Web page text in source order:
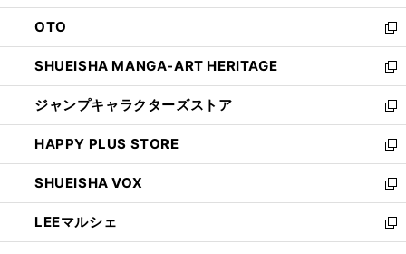
ウ
で
開
く
ン
ド
ウ
で
開
く
OTO
新
し
い
ウ
ィ
ン
ド
ウ
で
開
く
SHUEISHA MANGA-ART HERITAGE
新
し
い
ウ
ィ
ン
ド
ウ
で
開
ジャンプキャラクターズストア
新
し
い
ウ
ィ
ン
ド
ウ
HAPPY PLUS STORE
新
し
い
ウ
ィ
ン
SHUEISHA VOX
新
し
い
ウ
LEEマルシェ
新
し